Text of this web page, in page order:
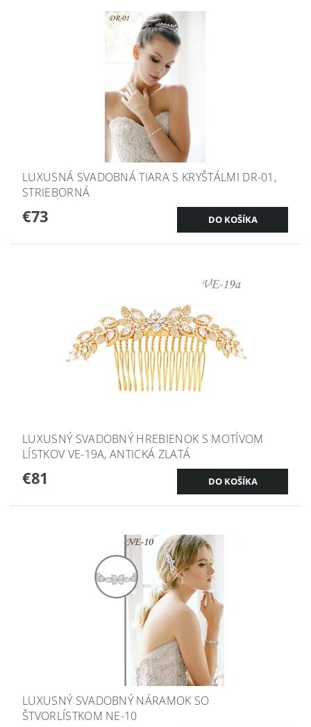
LUXUSNÁ SVADOBNÁ TIARA S KRYŠTÁLMI DR-01,
STRIEBORNÁ
€73
LUXUSNÝ SVADOBNÝ HREBIENOK S MOTÍVOM
LÍSTKOV VE-19A, ANTICKÁ ZLATÁ
€81
LUXUSNÝ SVADOBNÝ NÁRAMOK SO
ŠTVORLÍSTKOM NE-10